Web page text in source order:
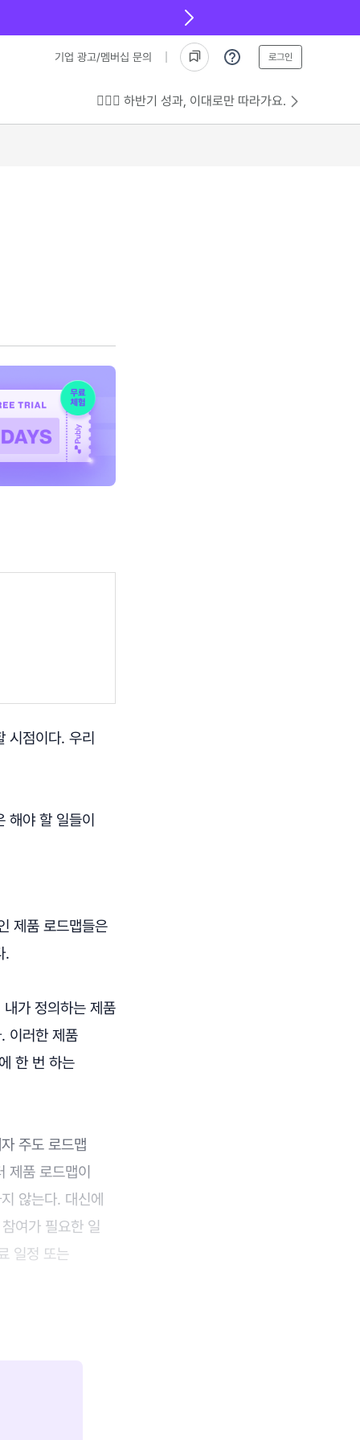
기업 광고/멤버십 문의 로그인
💁🏻‍♂️ 하반기 성과, 이대로만 따라가요.
시점이다. 우리
해야 할 일들이
제품 로드맵들은
.
가 정의하는 제품
이러한 제품
한 번 하는
주도 로드맵
품 로드맵이
않는다. 대신에
여가 필요한 일
일정 또는